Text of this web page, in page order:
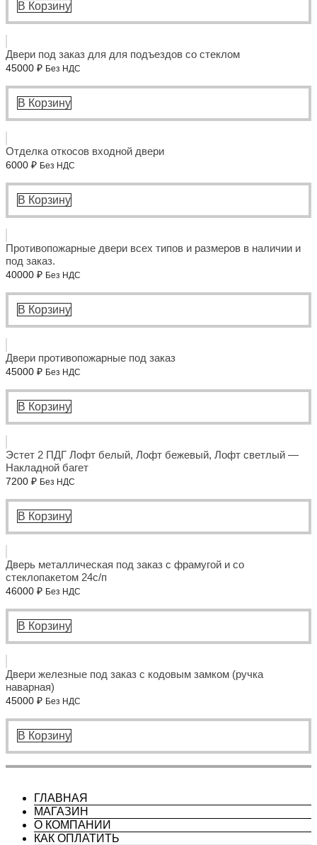
42900 ₽.
В Корзину
Двери под заказ для для подъездов со стеклом
45000 ₽ Без НДС
В Корзину
Отделка откосов входной двери
6000 ₽ Без НДС
В Корзину
Противопожарные двери всех типов и размеров в наличии и
под заказ.
40000 ₽ Без НДС
В Корзину
Двери противопожарные под заказ
45000 ₽ Без НДС
В Корзину
Эстет 2 ПДГ Лофт белый, Лофт бежевый, Лофт светлый —
Накладной багет
7200 ₽ Без НДС
В Корзину
Дверь металлическая под заказ с фрамугой и со
стеклопакетом 24с/п
46000 ₽ Без НДС
В Корзину
Двери железные под заказ с кодовым замком (ручка
наварная)
45000 ₽ Без НДС
В Корзину
ГЛАВНАЯ
МАГАЗИН
О КОМПАНИИ
КАК ОПЛАТИТЬ